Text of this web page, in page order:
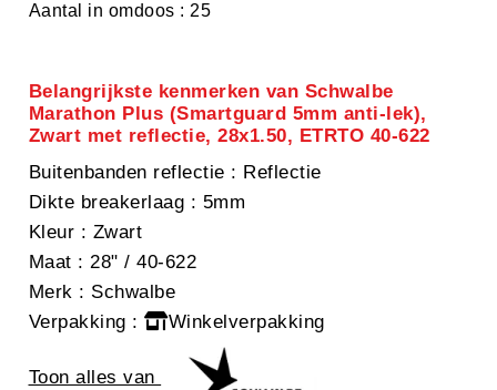
Aantal in omdoos : 25
Belangrijkste kenmerken van Schwalbe
Marathon Plus (Smartguard 5mm anti-lek),
Zwart met reflectie, 28x1.50, ETRTO 40-622
Buitenbanden reflectie : Reflectie
Dikte breakerlaag : 5mm
Kleur : Zwart
Maat : 28" / 40-622
Merk : Schwalbe
Verpakking : Winkelverpakking
Toon alles van